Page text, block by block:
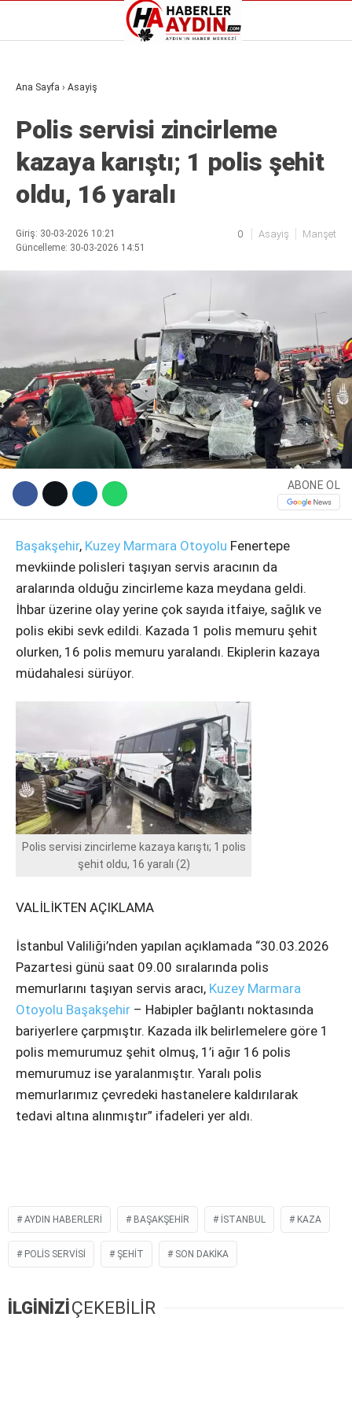
Aydın Haberleri
Aydın Sinema salonları
Hava Durumu
Süper Lig Puan Durumu
Instagram
Youtube
Aydın Haberleri
Aydın nöbetçi eczaneler
Aydın Sinema salonları
Döviz Kurları
Hava Durumu
İletişim
Nöbetçi Eczaneler
Süper Lig Puan Durumu
Ana Sayfa › Asayiş
Polis servisi zincirleme
kazaya karıştı; 1 polis şehit
oldu, 16 yaralı
Giriş: 30-03-2026 10:21
Güncelleme: 30-03-2026 14:51
0 Asayiş Manşet
ABONE OL
Başakşehir, Kuzey Marmara Otoyolu Fenertepe
mevkiinde polisleri taşıyan servis aracının da
aralarında olduğu zincirleme kaza meydana geldi.
İhbar üzerine olay yerine çok sayıda itfaiye, sağlık ve
polis ekibi sevk edildi. Kazada 1 polis memuru şehit
olurken, 16 polis memuru yaralandı. Ekiplerin kazaya
müdahalesi sürüyor.
Polis servisi zincirleme kazaya karıştı; 1 polis
şehit oldu, 16 yaralı (2)
VALİLİKTEN AÇIKLAMA
İstanbul Valiliği’nden yapılan açıklamada “30.03.2026
Pazartesi günü saat 09.00 sıralarında polis
memurlarını taşıyan servis aracı, Kuzey Marmara
Otoyolu Başakşehir – Habipler bağlantı noktasında
bariyerlere çarpmıştır. Kazada ilk belirlemelere göre 1
polis memurumuz şehit olmuş, 1’i ağır 16 polis
memurumuz ise yaralanmıştır. Yaralı polis
memurlarımız çevredeki hastanelere kaldırılarak
tedavi altına alınmıştır” ifadeleri yer aldı.
AYDIN HABERLERI BAŞAKŞEHIR ISTANBUL KAZA
POLIS SERVISI ŞEHIT SON DAKIKA
İLGİNİZİÇEKEBİLİR